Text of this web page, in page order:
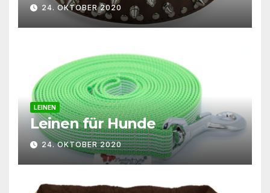
24. OKTOBER 2020
LEINEN
Leinen für Hunde
24. OKTOBER 2020